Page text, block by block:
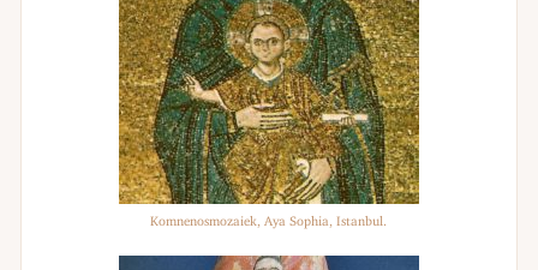
Komnenosmozaiek, Aya Sophia, Istanbul.